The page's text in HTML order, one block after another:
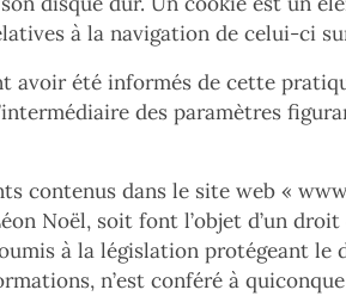
à la navigation de celui-ci
avoir été informés de cette
des paramètres
contenus dans le site web «
Noël, soit font l’objet d’un
à la législation protégeant le
n’est conféré à